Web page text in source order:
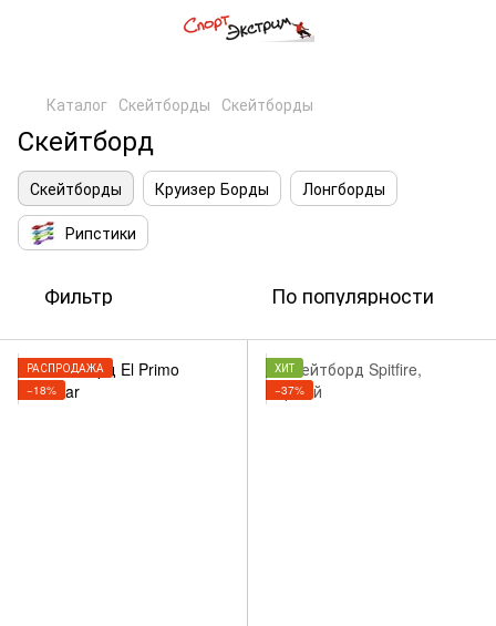
Каталог Скейтборды Скейтборды
Скейтборд
Скейтборды Круизер Борды
Лонгборды
Рипстики
Фильтр По популярности
РАСПРОДАЖА
−18%
ХИТ
−37%